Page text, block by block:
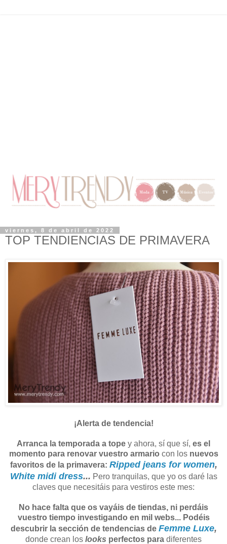
viernes, 8 de abril de 2022
TOP TENDIENCIAS DE PRIMAVERA
¡Alerta de tendencia!
Arranca la temporada a tope y ahora, sí que sí, es el
momento para renovar vuestro armario con los nuevos
favoritos de la primavera: Ripped jeans for women,
White midi dress... Pero tranquilas, que yo os daré las
claves que necesitáis para vestiros este mes:
No hace falta que os vayáis de tiendas, ni perdáis
vuestro tiempo investigando en mil webs... Podéis
descubrir la sección de tendencias de Femme Luxe,
donde crean los looks perfectos para diferentes